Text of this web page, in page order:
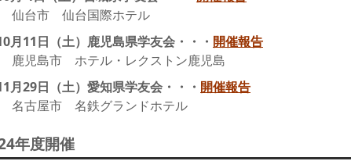
仙台市 仙台国際ホテル
月11日（土）鹿児島県学友会・・・ 開催報告
鹿児島市 ホテル・レクストン鹿児島
月29日（土）愛知県学友会・・・ 開催報告
名古屋市 名鉄グランドホテル
年度開催